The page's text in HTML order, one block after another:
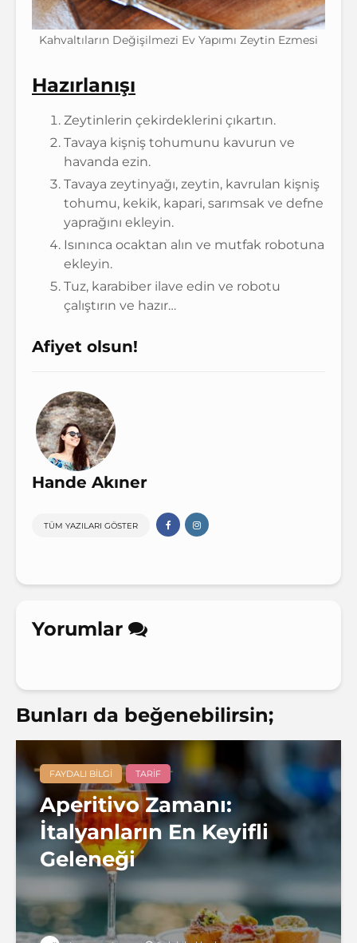
Kahvaltıların Değişilmezi Ev Yapımı Zeytin Ezmesi
Hazırlanışı
Zeytinlerin çekirdeklerini çıkartın.
Tavaya kişniş tohumunu kavurun ve
havanda ezin.
Tavaya zeytinyağı, zeytin, kavrulan kişniş
tohumu, kekik, kapari, sarımsak ve defne
yaprağını ekleyin.
Isınınca ocaktan alın ve mutfak robotuna
ekleyin.
Tuz, karabiber ilave edin ve robotu
çalıştırın ve hazır…
Afiyet olsun!
Hande Akıner
TÜM YAZILARI GÖSTER
Yorumlar
Bunları da beğenebilirsin;
FAYDALI BILGI TARIF
Aperitivo Zamanı:
İtalyanların En Keyifli
Geleneği